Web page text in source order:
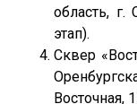
область,
этап).
Сквер
Восточная,